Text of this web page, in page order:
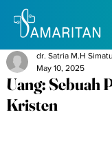
Uang: Sebuah
Kristen
dr. Satria M.H
May 10, 2025